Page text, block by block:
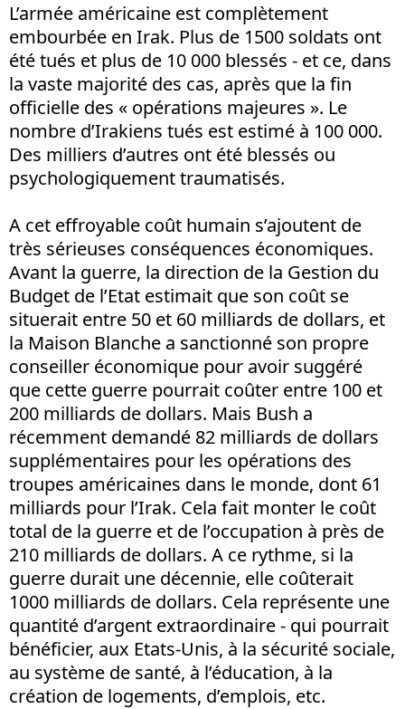
L’armée américaine est complètement
embourbée en Irak. Plus de 1500 soldats ont
été tués et plus de 10 000 blessés - et ce, dans
la vaste majorité des cas, après que la fin
officielle des « opérations majeures ». Le
nombre d’Irakiens tués est estimé à 100 000.
Des milliers d’autres ont été blessés ou
psychologiquement traumatisés.
A cet effroyable coût humain s’ajoutent de
très sérieuses conséquences économiques.
Avant la guerre, la direction de la Gestion du
Budget de l’Etat estimait que son coût se
situerait entre 50 et 60 milliards de dollars, et
la Maison Blanche a sanctionné son propre
conseiller économique pour avoir suggéré
que cette guerre pourrait coûter entre 100 et
200 milliards de dollars. Mais Bush a
récemment demandé 82 milliards de dollars
supplémentaires pour les opérations des
troupes américaines dans le monde, dont 61
milliards pour l’Irak. Cela fait monter le coût
total de la guerre et de l’occupation à près de
210 milliards de dollars. A ce rythme, si la
guerre durait une décennie, elle coûterait
1000 milliards de dollars. Cela représente une
quantité d’argent extraordinaire - qui pourrait
bénéficier, aux Etats-Unis, à la sécurité sociale,
au système de santé, à l’éducation, à la
création de logements, d’emplois, etc.